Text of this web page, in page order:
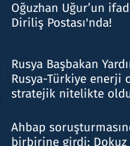
Oğuzhan Uğur’un
Diriliş Postası'nda!
Rusya Başbakan
Rusya-Türkiye enerji
stratejik nitelikte
Ahbap
birbirine girdi: